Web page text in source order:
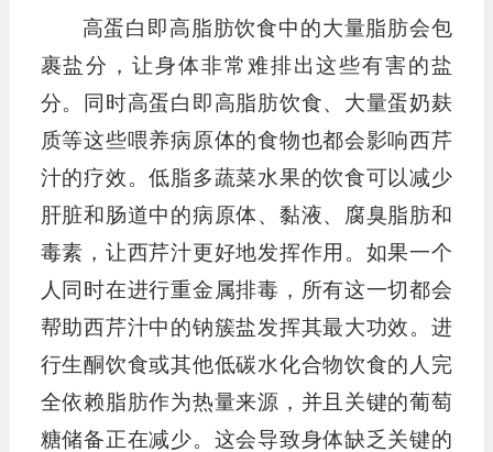
高蛋白即高脂肪饮食中的大量脂肪会包
裹盐分，让身体非常难排出这些有害的盐
分。同时高蛋白即高脂肪饮食、大量蛋奶麸
质等这些喂养病原体的食物也都会影响西芹
汁的疗效。低脂多蔬菜水果的饮食可以减少
肝脏和肠道中的病原体、黏液、腐臭脂肪和
毒素，让西芹汁更好地发挥作用。如果一个
人同时在进行重金属排毒，所有这一切都会
帮助西芹汁中的钠簇盐发挥其最大功效。进
行生酮饮食或其他低碳水化合物饮食的人完
全依赖脂肪作为热量来源，并且关键的葡萄
糖储备正在减少。这会导致身体缺乏关键的